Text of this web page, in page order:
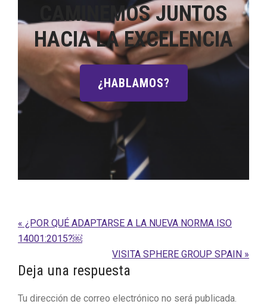
CAMINEMOS JUNTOS
HACIA LA EXCELENCIA
¿HABLAMOS?
Entrada
anterior:
« ¿POR QUÉ ADAPTARSE A LA NUEVA NORMA ISO
14001:2015?￼
Siguiente
entrada:
VISITA SPHERE GROUP SPAIN »
Interacciones
con
Deja una respuesta
Tu dirección de correo electrónico no será publicada.